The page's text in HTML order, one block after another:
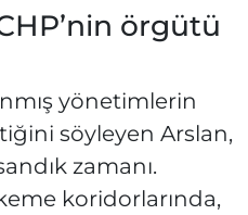
örgütü
yönetimlerin
söyleyen Arslan,
zamanı.
koridorlarında,